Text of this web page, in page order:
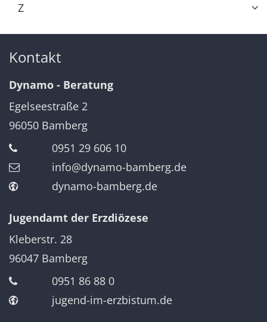
Z
Kontakt
Dynamo - Beratung
Egelseestraße 2
96050 Bamberg
0951 29 606 10
info@dynamo-bamberg.de
dynamo-bamberg.de
Jugendamt der Erzdiözese
Kleberstr. 28
96047 Bamberg
0951 86 88 0
jugend-im-erzbistum.de